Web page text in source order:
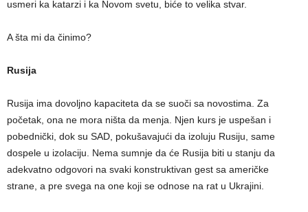
usmeri ka katarzi i ka Novom svetu, biće to velika stvar.
A šta mi da činimo?
Rusija
Rusija ima dovoljno kapaciteta da se suoči sa novostima. Za
početak, ona ne mora ništa da menja. Njen kurs je uspešan i
pobednički, dok su SAD, pokušavajući da izoluju Rusiju, same
dospele u izolaciju. Nema sumnje da će Rusija biti u stanju da
adekvatno odgovori na svaki konstruktivan gest sa američke
strane, a pre svega na one koji se odnose na rat u Ukrajini.